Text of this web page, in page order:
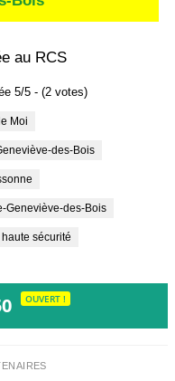
au RCS
5/5 - (2 votes)
Moi
des-Bois
Geneviève-des-Bois
haute sécurité
OUVERT !